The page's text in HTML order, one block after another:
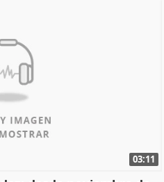
03:11